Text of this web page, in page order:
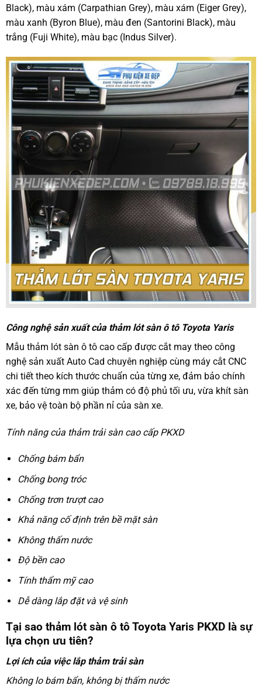
Black), màu xám (Carpathian Grey), màu xám (Eiger Grey),
màu xanh (Byron Blue), màu đen (Santorini Black), màu
trắng (Fuji White), màu bạc (Indus Silver).
Công nghệ sản xuất của thảm lót sàn ô tô Toyota Yaris
Mẫu thảm lót sàn ô tô cao cấp được cắt may theo công
nghệ sản xuất Auto Cad chuyên nghiệp cùng máy cắt CNC
chi tiết theo kích thước chuẩn của từng xe, đảm bảo chính
xác đến từng mm giúp thảm có độ phủ tối ưu, vừa khít sàn
xe, bảo vệ toàn bộ phần nỉ của sàn xe.
Tính năng của thảm trải sàn cao cấp PKXD
Chống bám bẩn
Chống bong tróc
Chống trơn trượt cao
Khả năng cố định trên bề mặt sàn
Không thấm nước
Độ bền cao
Tính thẩm mỹ cao
Dễ dàng lắp đặt và vệ sinh
Tại sao thảm lót sàn ô tô Toyota Yaris PKXD là sự
lựa chọn ưu tiên?
Lợi ích của việc lắp thảm trải sàn
Không lo bám bẩn, không bị thấm nước